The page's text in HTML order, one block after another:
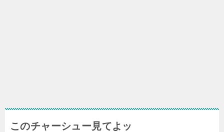
このチャーシュー見てよッ